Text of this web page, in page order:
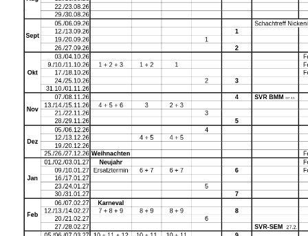
Service
Newsletter
Kontakt
Impressum
Datenschutz